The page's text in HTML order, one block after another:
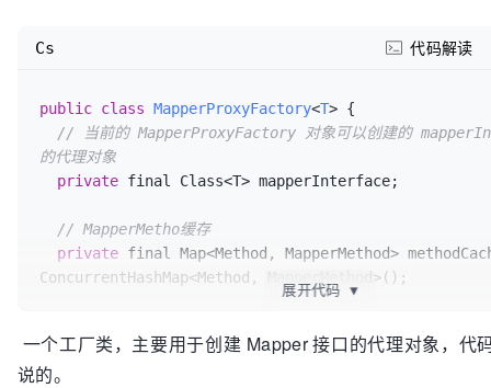
// 并不是每个方法都需要调用代理对象进行执行，如果这
return method.invoke(this, args
// 如果是默认方法，则执行默认方法，Java 8 提供了默
      }
else
return invokeDefaultMethod(proxy, method,
// 从缓存中获取 MapperMethod 对象，如果缓存中没有
添加到缓存中
     final MapperMethod mapperMethod =
return mapperMethod.execute(sqlSession, args );
  }
public class MapperProxyFactory<T> {
// 当前的 MapperProxyFactory 对象可以创建的
的代理对象
private final Class<T> mapperInterface;
// MapperMetho缓存
private final Map<Method, MapperMethod>
ConcurrentHashMap<Method, MapperMethod>();
  @SuppressWarnings(
"unchecked" )
protected
Cs 代码解读
展开代码 ▼
一个工厂类，主要用于创建 Mapper 接口的代理对象，代
说的。